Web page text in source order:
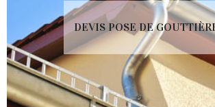
DEVIS POSE DE